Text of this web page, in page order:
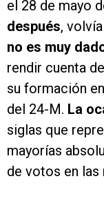
el 28 de mayo
después,
no es muy
rendir cuenta
su formación
del 24-M. La
siglas que
mayorías
de votos en las